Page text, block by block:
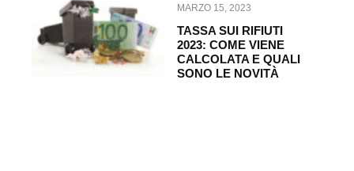
MARZO 15, 2023
TASSA SUI RIFIUTI
2023: COME VIENE
CALCOLATA E QUALI
SONO LE NOVITÀ